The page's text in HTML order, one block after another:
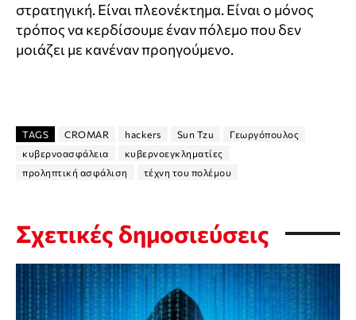
στρατηγική. Είναι πλεονέκτημα. Είναι ο μόνος
τρόπος να κερδίσουμε έναν πόλεμο που δεν
μοιάζει με κανέναν προηγούμενο.
TAGS CROMAR hackers Sun Tzu
Γεωργόπουλος
κυβερνοασφάλεια
κυβερνοεγκληματίες
προληπτική ασφάλιση
τέχνη του πολέμου
Σχετικές δημοσιεύσεις